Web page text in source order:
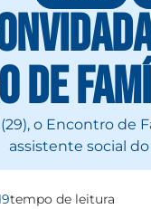
de
o Encontro de
assistente social do
tempo de leitura